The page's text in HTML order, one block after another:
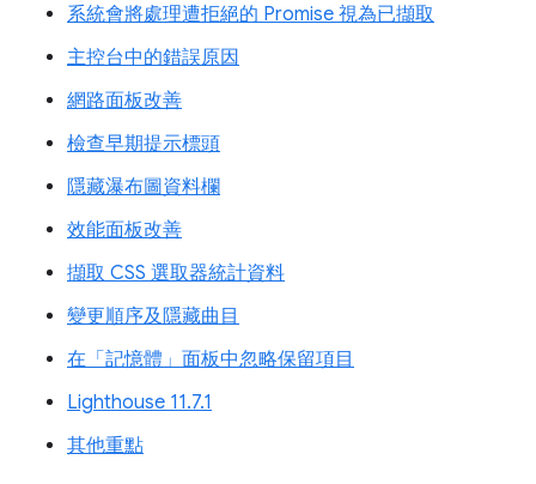
系統會將處理遭拒絕的 Promise 視為已擷取
主控台中的錯誤原因
網路面板改善
檢查早期提示標頭
隱藏瀑布圖資料欄
效能面板改善
擷取 CSS 選取器統計資料
變更順序及隱藏曲目
在「記憶體」面板中忽略保留項目
Lighthouse 11.7.1
其他重點